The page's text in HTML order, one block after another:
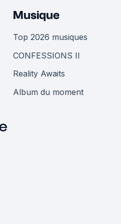
Musique
Top 2026 musiques
CONFESSIONS II
Reality Awaits
Album du moment